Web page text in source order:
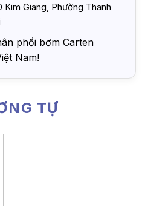
Kim Giang, Phường Thanh
phối bơm Carten
Nam!
TỰ